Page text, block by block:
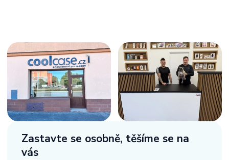
Zastavte se osobně, těšíme se na
vás